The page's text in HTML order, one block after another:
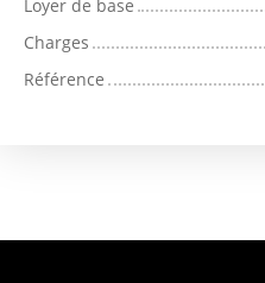
Loyer de base
Charges
Référence